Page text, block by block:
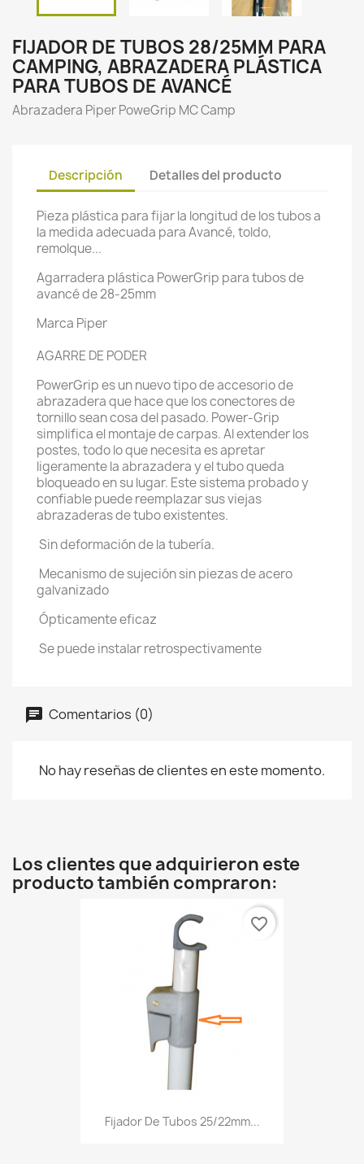
FIJADOR DE TUBOS 28/25MM PARA
CAMPING, ABRAZADERA PLÁSTICA
PARA TUBOS DE AVANCÉ
Abrazadera Piper PoweGrip MC Camp
Descripción Detalles del producto
Pieza plástica para fijar la longitud de los tubos a
la medida adecuada para Avancé, toldo,
remolque...
Agarradera plástica PowerGrip para tubos de
avancé de 28-25mm
Marca Piper
AGARRE DE PODER
PowerGrip es un nuevo tipo de accesorio de
abrazadera que hace que los conectores de
tornillo sean cosa del pasado. Power-Grip
simplifica el montaje de carpas. Al extender los
postes, todo lo que necesita es apretar
ligeramente la abrazadera y el tubo queda
bloqueado en su lugar. Este sistema probado y
confiable puede reemplazar sus viejas
abrazaderas de tubo existentes.
Sin deformación de la tubería.
Mecanismo de sujeción sin piezas de acero
galvanizado
Ópticamente eficaz
Se puede instalar retrospectivamente
Comentarios (0)
No hay reseñas de clientes en este momento.
Los clientes que adquirieron este
producto también compraron:
Fijador De Tubos 25/22mm...
favorite_border